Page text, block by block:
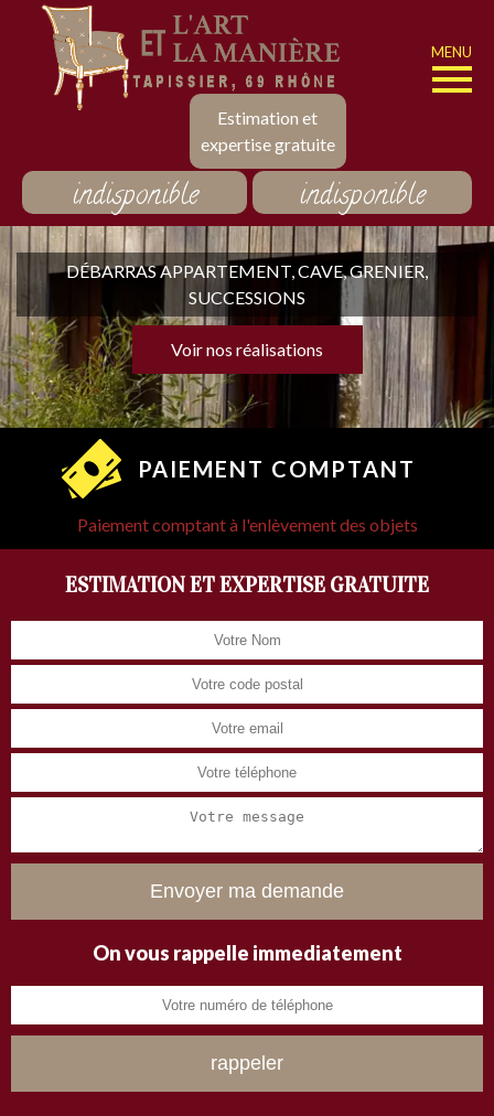
Estimation et
expertise gratuite
MENU
indisponible indisponible
DÉBARRAS APPARTEMENT, CAVE, GRENIER,
SUCCESSIONS
Voir nos réalisations
PAIEMENT COMPTANT
Paiement comptant à l'enlèvement des objets
ESTIMATION ET EXPERTISE GRATUITE
On vous rappelle immediatement